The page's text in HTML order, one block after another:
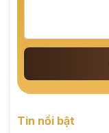
Tin nổi bật